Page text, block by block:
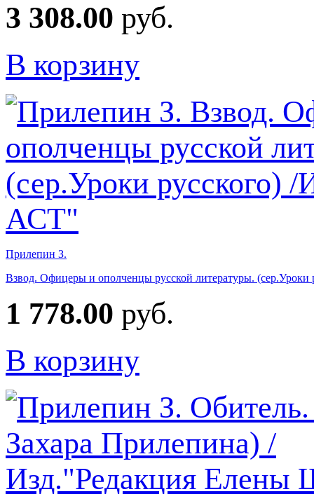
3 308.00 руб.
В корзину
Прилепин З.
Взвод. Офицеры и ополченцы русской литературы.
1 778.00 руб.
В корзину